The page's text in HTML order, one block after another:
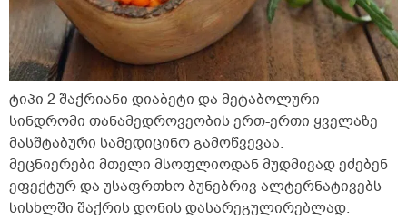
ტიპი 2 შაქრიანი დიაბეტი და მეტაბოლური
სინდრომი თანამედროვეობის ერთ-ერთი ყველაზე
მასშტაბური სამედიცინო გამოწვევაა.
მეცნიერები მთელი მსოფლიოდან მუდმივად ეძებენ
ეფექტურ და უსაფრთხო ბუნებრივ ალტერნატივებს
სისხლში შაქრის დონის დასარეგულირებლად.